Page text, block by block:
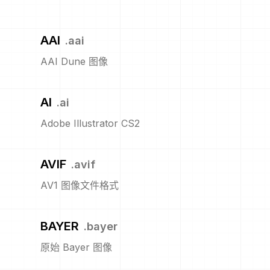
AAI .aai
AAI Dune 图像
AI .ai
Adobe Illustrator CS2
AVIF .avif
AV1 图像文件格式
BAYER .bayer
原始 Bayer 图像